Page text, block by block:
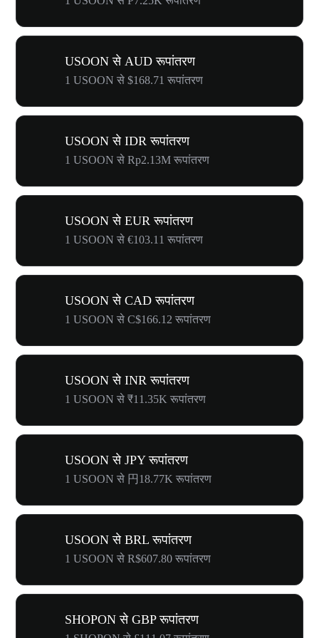
USOON से AUD रूपांतरण
1 USOON से $168.71 रूपांतरण
USOON से IDR रूपांतरण
1 USOON से Rp2.13M रूपांतरण
USOON से EUR रूपांतरण
1 USOON से €103.11 रूपांतरण
USOON से CAD रूपांतरण
1 USOON से C$166.12 रूपांतरण
USOON से INR रूपांतरण
1 USOON से ₹11.35K रूपांतरण
USOON से JPY रूपांतरण
1 USOON से 円18.77K रूपांतरण
USOON से BRL रूपांतरण
1 USOON से R$607.80 रूपांतरण
SHOPON से GBP रूपांतरण